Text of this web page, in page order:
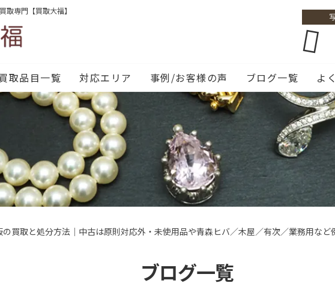
取専門【買取大福】
買取品目一覧 対応エリア 事例/お客様の声 ブログ一覧 よ
の買取と処分方法｜中古は原則対応外・未使用品や青森ヒバ／木屋／有次／業務用など
ブログ一覧